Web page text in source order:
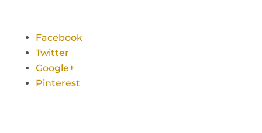
Facebook
Twitter
Google+
Pinterest